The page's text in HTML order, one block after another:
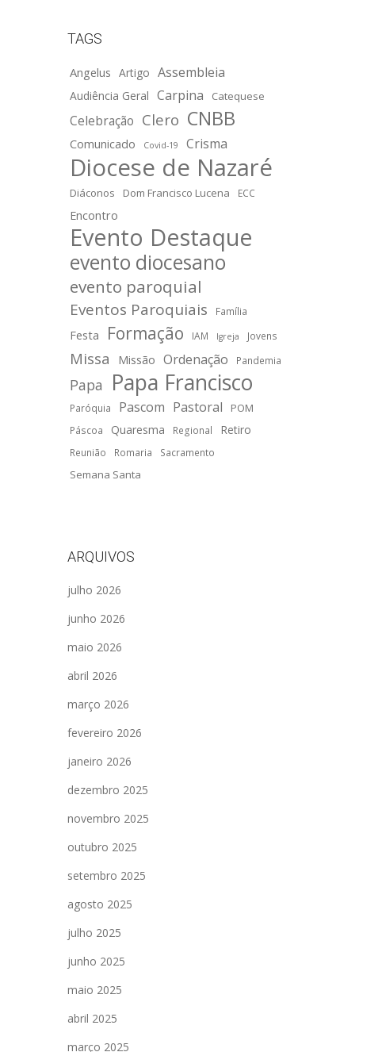
TAGS
Angelus Artigo Assembleia
Audiência Geral Carpina Catequese
Celebração Clero CNBB
Comunicado Covid-19 Crisma
Diocese de Nazaré
Diáconos Dom Francisco Lucena ECC
Encontro
Evento Destaque
evento diocesano
evento paroquial
Eventos Paroquiais Família
Festa Formação IAM Igreja Jovens
Missa Missão Ordenação Pandemia
Papa Papa Francisco
Paróquia Pascom Pastoral POM
Páscoa Quaresma Regional Retiro
Reunião Romaria Sacramento
Semana Santa
ARQUIVOS
julho 2026
junho 2026
maio 2026
abril 2026
março 2026
fevereiro 2026
janeiro 2026
dezembro 2025
novembro 2025
outubro 2025
setembro 2025
agosto 2025
julho 2025
junho 2025
maio 2025
abril 2025
março 2025